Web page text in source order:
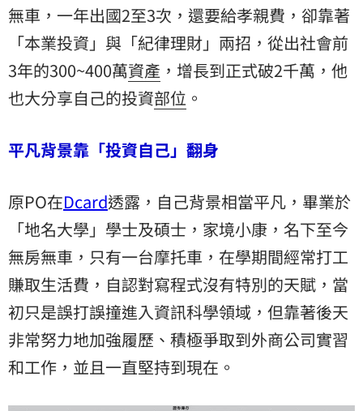
無車，一年出國2至3次，還要給孝親費，卻靠著
「本業投資」與「紀律理財」兩招，從出社會前
3年的300~400萬資產 ，增長到正式破2千萬，他
也大分享自己的投資部位 。
平凡背景靠「投資自己」翻身
原PO在Dcard透露，自己背景相當平凡，畢業於
「地名大學」學士及碩士，家境小康，名下至今
無房無車，只有一台摩托車，在學期間經常打工
賺取生活費，自認對寫程式沒有特別的天賦，當
初只是誤打誤撞進入資訊科學領域，但靠著後天
非常努力地加強履歷、積極爭取到外商公司實習
和工作，並且一直堅持到現在。